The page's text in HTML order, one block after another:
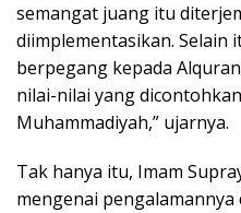
semangat juang itu
diimplementasikan. Selain
berpegang kepada
nilai-nilai yang
Muhammadiyah,” ujarnya.
Tak hanya itu, Imam
mengenai